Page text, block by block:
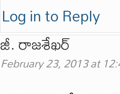
Log in to Reply
జీ. రాజశేఖర్
February 23, 2013 at